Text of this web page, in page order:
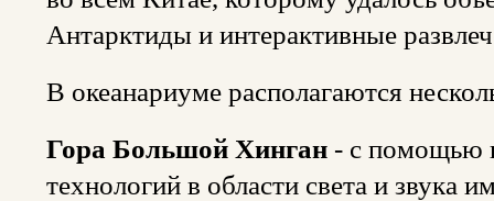
Антарктиды и интерактивные
В океанариуме располагаются
Гора Большой Хинган - с помощью
технологий в области света и звука